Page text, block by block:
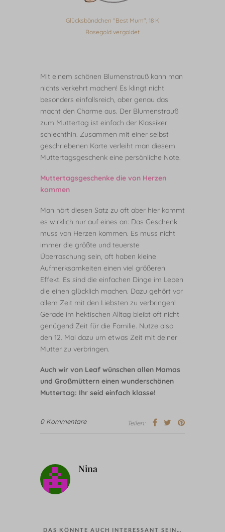
Glücksbändchen "Best Mum", 18 K
Rosegold vergoldet
Mit einem schönen Blumenstrauß kann man
nichts verkehrt machen! Es klingt nicht
besonders einfallsreich, aber genau das
macht den Charme aus. Der Blumenstrauß
zum Muttertag ist einfach der Klassiker
schlechthin. Zusammen mit einer selbst
geschriebenen Karte verleiht man diesem
Muttertagsgeschenk eine persönliche Note.
Muttertagsgeschenke die von Herzen
kommen
Man hört diesen Satz zu oft aber hier kommt
es wirklich nur auf eines an: Das Geschenk
muss von Herzen kommen. Es muss nicht
immer die größte und teuerste
Überraschung sein, oft haben kleine
Aufmerksamkeiten einen viel größeren
Effekt. Es sind die einfachen Dinge im Leben
die einen glücklich machen. Dazu gehört vor
allem Zeit mit den Liebsten zu verbringen!
Gerade im hektischen Alltag bleibt oft nicht
genügend Zeit für die Familie. Nutze also
den 12. Mai dazu um etwas Zeit mit deiner
Mutter zu verbringen.
Auch wir von Leaf wünschen allen Mamas
und Großmüttern einen wunderschönen
Muttertag: Ihr seid einfach klasse!
0 Kommentare Teilen:
Nina
DAS KÖNNTE AUCH INTERESSANT SEIN…